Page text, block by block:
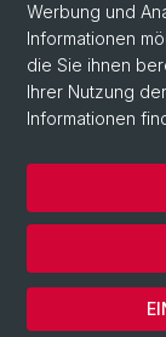
© Universität Basel
Theologische
Zentrum für
Werbung und
Informationen
die Sie ihnen
Ihrer Nutzung
Informationen